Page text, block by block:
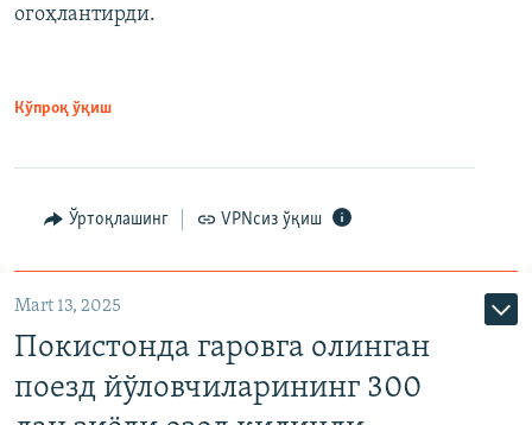
огоҳлантирди.
Кўпроқ ўқиш
Ўртоқлашинг VPNсиз ўқиш
Mart 13, 2025
Покистонда гаровга олинган
поезд йўловчиларининг 300